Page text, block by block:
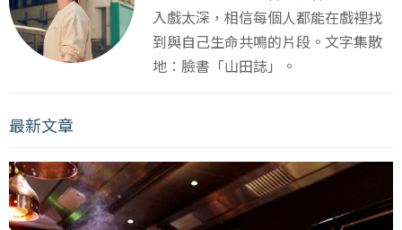
入戲太深，相信每個人都能在戲裡找
到與自己生命共鳴的片段。文字集散
地：臉書「山田誌」。
最新文章